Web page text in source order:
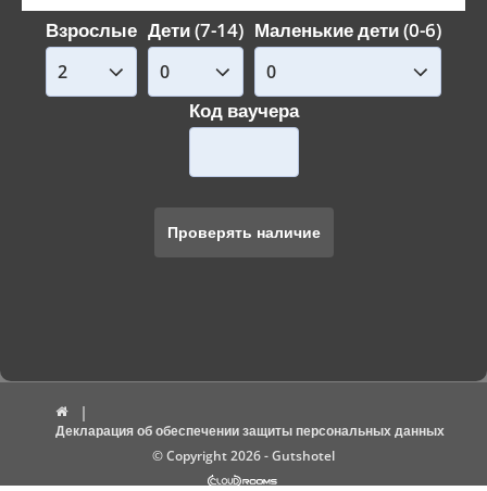
Взрослые Дети (7-14) Маленькие дети (0-6)
Код ваучера
Декларация об обеспечении защиты персональных данных
© Copyright 2026 - Gutshotel